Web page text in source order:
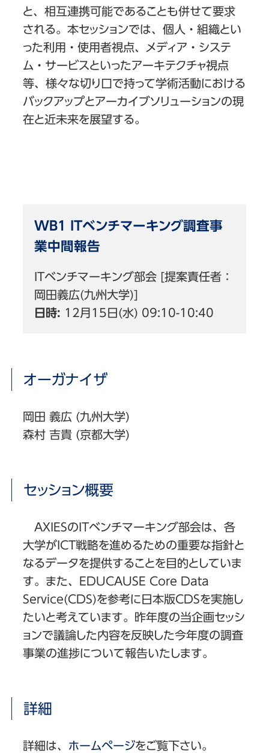
と、相互連携可能であることも併せて要求
される。本セッションでは、個人・組織とい
った利用・使用者視点、メディア・システ
ム・サービスといったアーキテクチャ視点
等、様々な切り口で持って学術活動における
バックアップとアーカイブソリューションの現
在と近未来を展望する。
WB1 ITベンチマーキング調査事
業中間報告
ITベンチマーキング部会 [提案責任者：
岡田義広(九州大学)]
日時: 12月15日(水) 09:10-10:40
オーガナイザ
岡田 義広 (九州大学)
森村 吉貴 (京都大学)
セッション概要
AXIESのITベンチマーキング部会は、各
大学がICT戦略を進めるための重要な指針と
なるデータを提供することを目的としていま
す。また、EDUCAUSE Core Data
Service(CDS)を参考に日本版CDSを実施し
たいと考えています。昨年度の当企画セッシ
ョンで議論した内容を反映した今年度の調査
事業の進捗について報告いたします。
詳細
詳細は、 ホームページをご覧下さい。